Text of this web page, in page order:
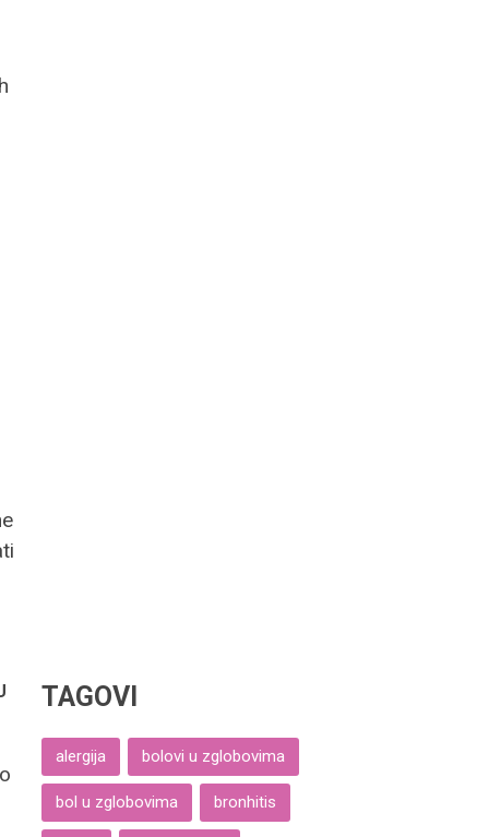
TAGOVI
alergija bolovi u zglobovima
bol u zglobovima bronhitis